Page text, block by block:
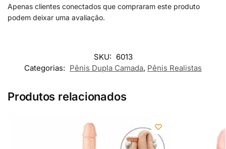
Apenas clientes conectados que compraram este produto
podem deixar uma avaliação.
SKU: 6013
Categorias: Pênis Dupla Camada, Pênis Realistas
Produtos relacionados